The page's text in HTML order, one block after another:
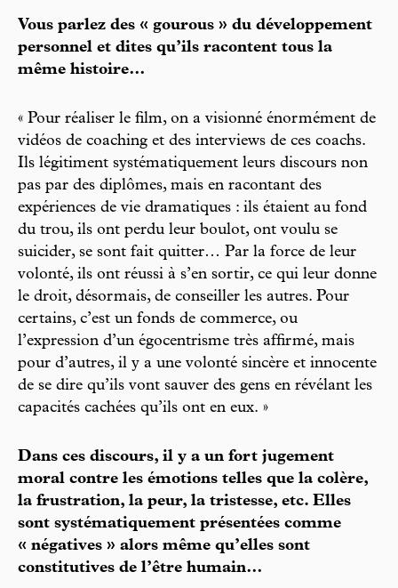
Vous parlez des « gourous » du développement
personnel et dites qu’ils racontent tous la
même histoire…
« Pour réaliser le film, on a visionné énormément de
vidéos de coaching et des interviews de ces coachs.
Ils légitiment systématiquement leurs discours non
pas par des diplômes, mais en racontant des
expériences de vie dramatiques : ils étaient au fond
du trou, ils ont perdu leur boulot, ont voulu se
suicider, se sont fait quitter… Par la force de leur
volonté, ils ont réussi à s’en sortir, ce qui leur donne
le droit, désormais, de conseiller les autres. Pour
certains, c’est un fonds de commerce, ou
l’expression d’un égocentrisme très affirmé, mais
pour d’autres, il y a une volonté sincère et innocente
de se dire qu’ils vont sauver des gens en révélant les
capacités cachées qu’ils ont en eux. »
Dans ces discours, il y a un fort jugement
moral contre les émotions telles que la colère,
la frustration, la peur, la tristesse, etc. Elles
sont systématiquement présentées comme
« négatives » alors même qu’elles sont
constitutives de l’être humain…